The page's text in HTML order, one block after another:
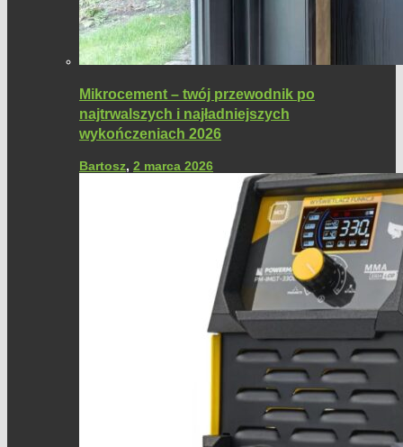
Mikrocement – twój przewodnik po
najtrwalszych i najładniejszych
wykończeniach 2026
Bartosz, 2 marca 2026